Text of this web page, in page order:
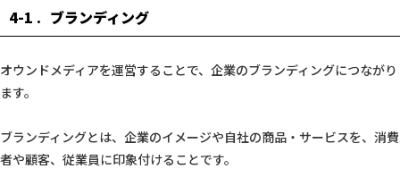
4-1 ブランディング
オウンドメディアを運営することで、企業のブランディングにつながり
ます。
ブランディングとは、企業のイメージや自社の商品・サービスを、消費
者や顧客、従業員に印象付けることです。